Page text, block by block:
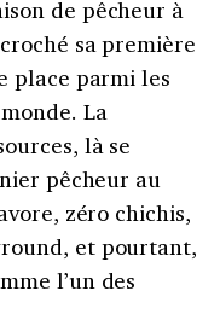
de pêcheur à
sa première
place parmi les
La
là se
pêcheur au
zéro chichis,
et pourtant,
l’un des